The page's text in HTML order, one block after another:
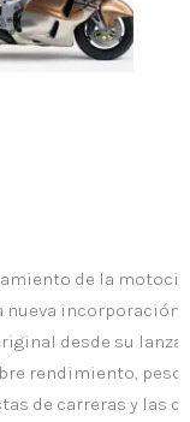
de la
nueva incorporación
desde su
rendimiento,
de carreras y las